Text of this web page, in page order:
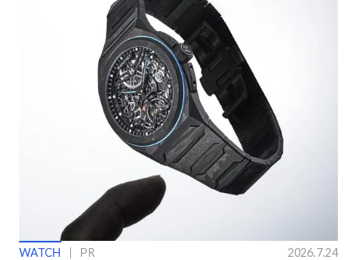
WATCH PR 2026.7.24